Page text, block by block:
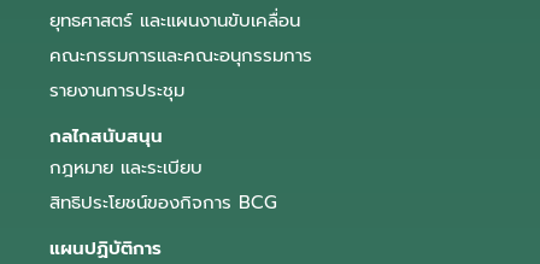
ยุทธศาสตร์ และแผนงานขับเคลื่อน
คณะกรรมการและคณะอนุกรรมการ
รายงานการประชุม
กลไกสนับสนุน
กฎหมาย และระเบียบ
สิทธิประโยชน์ของกิจการ BCG
แผนปฏิบัติการ